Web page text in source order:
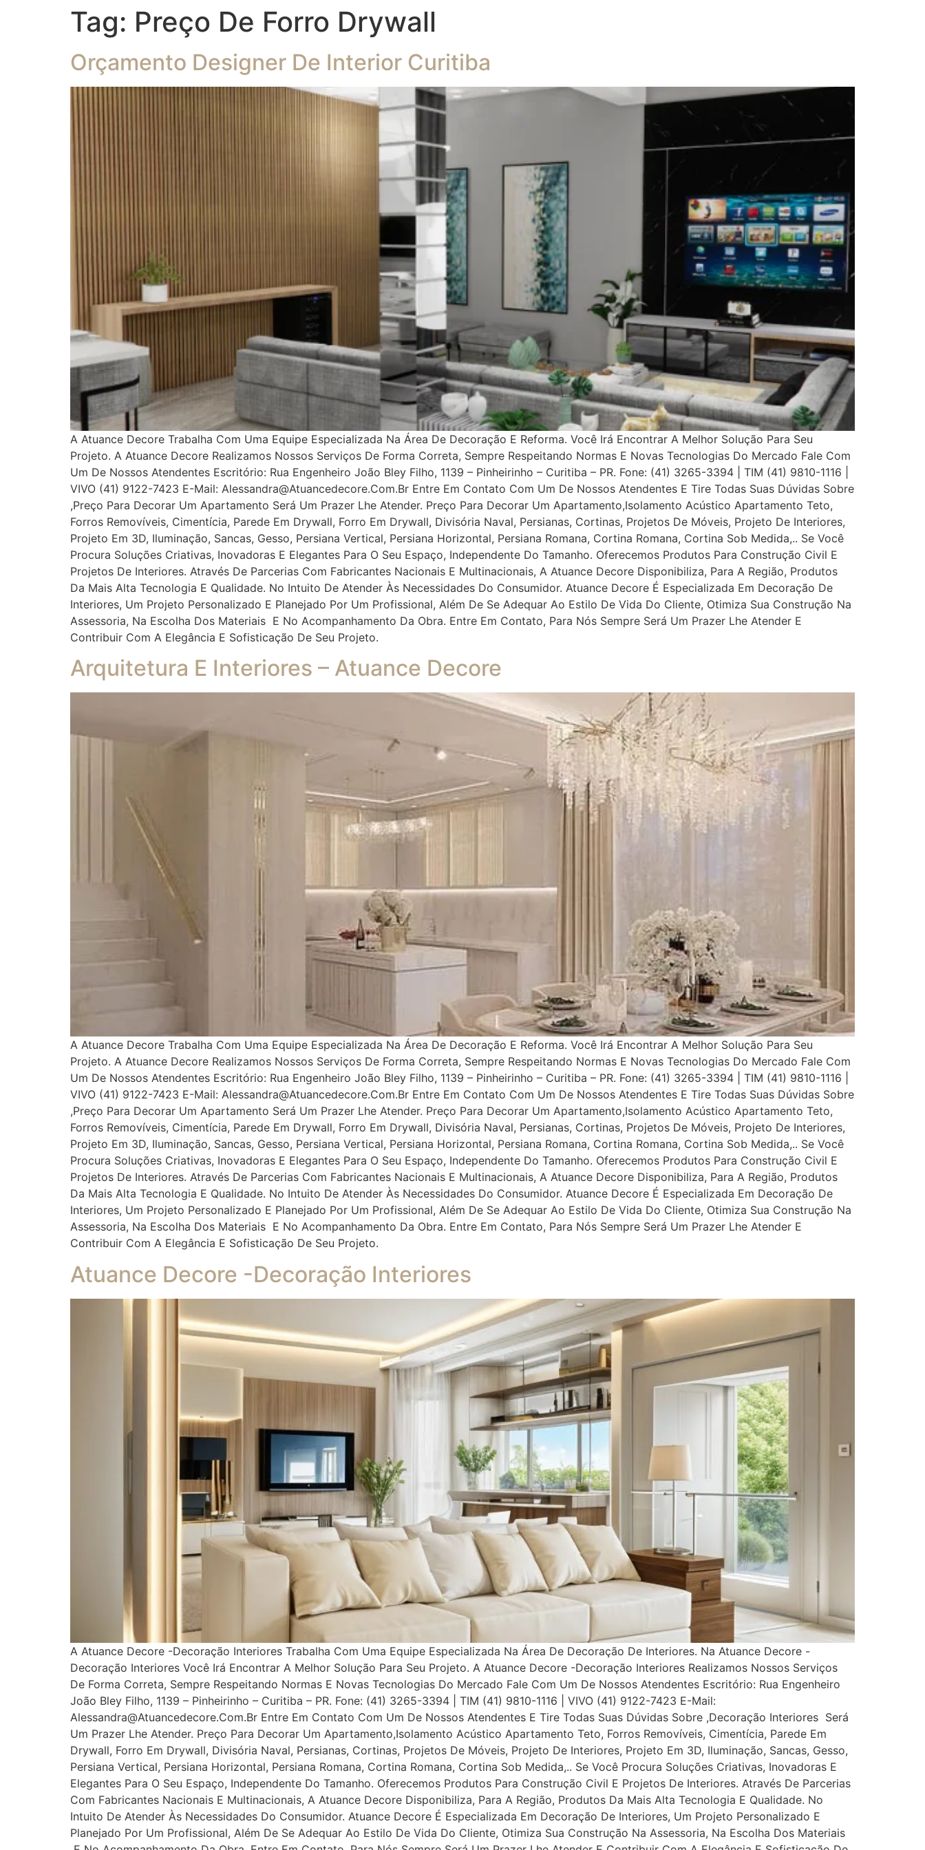
Tag: Preço De Forro Drywall
Orçamento Designer De Interior Curitiba
A Atuance Decore Trabalha Com Uma Equipe Especializada Na Área De Decoração E Reforma. Você Irá Encontrar A Melhor Solução Para Seu
Projeto. A Atuance Decore Realizamos Nossos Serviços De Forma Correta, Sempre Respeitando Normas E Novas Tecnologias Do Mercado Fale Com
Um De Nossos Atendentes Escritório: Rua Engenheiro João Bley Filho, 1139 – Pinheirinho – Curitiba – PR. Fone: (41) 3265-3394 | TIM (41) 9810-1116 |
VIVO (41) 9122-7423 E-Mail: Alessandra@atuancedecore.com.br Entre Em Contato Com Um De Nossos Atendentes E Tire Todas Suas Dúvidas Sobre
,Preço Para Decorar Um Apartamento Será Um Prazer Lhe Atender. Preço Para Decorar Um Apartamento,Isolamento Acústico Apartamento Teto,
Forros Removíveis, Cimentícia, Parede Em Drywall, Forro Em Drywall, Divisória Naval, Persianas, Cortinas, Projetos De Móveis, Projeto De Interiores,
Projeto Em 3D, Iluminação, Sancas, Gesso, Persiana Vertical, Persiana Horizontal, Persiana Romana, Cortina Romana, Cortina Sob Medida,.. Se Você
Procura Soluções Criativas, Inovadoras E Elegantes Para O Seu Espaço, Independente Do Tamanho. Oferecemos Produtos Para Construção Civil E
Projetos De Interiores. Através De Parcerias Com Fabricantes Nacionais E Multinacionais, A Atuance Decore Disponibiliza, Para A Região, Produtos
Da Mais Alta Tecnologia E Qualidade. No Intuito De Atender Às Necessidades Do Consumidor. Atuance Decore É Especializada Em Decoração De
Interiores, Um Projeto Personalizado E Planejado Por Um Profissional, Além De Se Adequar Ao Estilo De Vida Do Cliente, Otimiza Sua Construção Na
Assessoria, Na Escolha Dos Materiais E No Acompanhamento Da Obra. Entre Em Contato, Para Nós Sempre Será Um Prazer Lhe Atender E
Contribuir Com A Elegância E Sofisticação De Seu Projeto.
Arquitetura E Interiores – Atuance Decore
A Atuance Decore Trabalha Com Uma Equipe Especializada Na Área De Decoração E Reforma. Você Irá Encontrar A Melhor Solução Para Seu
Projeto. A Atuance Decore Realizamos Nossos Serviços De Forma Correta, Sempre Respeitando Normas E Novas Tecnologias Do Mercado Fale Com
Um De Nossos Atendentes Escritório: Rua Engenheiro João Bley Filho, 1139 – Pinheirinho – Curitiba – PR. Fone: (41) 3265-3394 | TIM (41) 9810-1116 |
VIVO (41) 9122-7423 E-Mail: Alessandra@atuancedecore.com.br Entre Em Contato Com Um De Nossos Atendentes E Tire Todas Suas Dúvidas Sobre
,Preço Para Decorar Um Apartamento Será Um Prazer Lhe Atender. Preço Para Decorar Um Apartamento,Isolamento Acústico Apartamento Teto,
Forros Removíveis, Cimentícia, Parede Em Drywall, Forro Em Drywall, Divisória Naval, Persianas, Cortinas, Projetos De Móveis, Projeto De Interiores,
Projeto Em 3D, Iluminação, Sancas, Gesso, Persiana Vertical, Persiana Horizontal, Persiana Romana, Cortina Romana, Cortina Sob Medida,.. Se Você
Procura Soluções Criativas, Inovadoras E Elegantes Para O Seu Espaço, Independente Do Tamanho. Oferecemos Produtos Para Construção Civil E
Projetos De Interiores. Através De Parcerias Com Fabricantes Nacionais E Multinacionais, A Atuance Decore Disponibiliza, Para A Região, Produtos
Da Mais Alta Tecnologia E Qualidade. No Intuito De Atender Às Necessidades Do Consumidor. Atuance Decore É Especializada Em Decoração De
Interiores, Um Projeto Personalizado E Planejado Por Um Profissional, Além De Se Adequar Ao Estilo De Vida Do Cliente, Otimiza Sua Construção Na
Assessoria, Na Escolha Dos Materiais E No Acompanhamento Da Obra. Entre Em Contato, Para Nós Sempre Será Um Prazer Lhe Atender E
Contribuir Com A Elegância E Sofisticação De Seu Projeto.
Atuance Decore -Decoração Interiores
A Atuance Decore -Decoração Interiores Trabalha Com Uma Equipe Especializada Na Área De Decoração De Interiores. Na Atuance Decore -
Decoração Interiores Você Irá Encontrar A Melhor Solução Para Seu Projeto. A Atuance Decore -Decoração Interiores Realizamos Nossos Serviços
De Forma Correta, Sempre Respeitando Normas E Novas Tecnologias Do Mercado Fale Com Um De Nossos Atendentes Escritório: Rua Engenheiro
João Bley Filho, 1139 – Pinheirinho – Curitiba – PR. Fone: (41) 3265-3394 | TIM (41) 9810-1116 | VIVO (41) 9122-7423 E-Mail:
Alessandra@atuancedecore.com.br Entre Em Contato Com Um De Nossos Atendentes E Tire Todas Suas Dúvidas Sobre ,Decoração Interiores Será
Um Prazer Lhe Atender. Preço Para Decorar Um Apartamento,Isolamento Acústico Apartamento Teto, Forros Removíveis, Cimentícia, Parede Em
Drywall, Forro Em Drywall, Divisória Naval, Persianas, Cortinas, Projetos De Móveis, Projeto De Interiores, Projeto Em 3D, Iluminação, Sancas, Gesso,
Persiana Vertical, Persiana Horizontal, Persiana Romana, Cortina Romana, Cortina Sob Medida,.. Se Você Procura Soluções Criativas, Inovadoras E
Elegantes Para O Seu Espaço, Independente Do Tamanho. Oferecemos Produtos Para Construção Civil E Projetos De Interiores. Através De Parcerias
Com Fabricantes Nacionais E Multinacionais, A Atuance Decore Disponibiliza, Para A Região, Produtos Da Mais Alta Tecnologia E Qualidade. No
Intuito De Atender Às Necessidades Do Consumidor. Atuance Decore É Especializada Em Decoração De Interiores, Um Projeto Personalizado E
Planejado Por Um Profissional, Além De Se Adequar Ao Estilo De Vida Do Cliente, Otimiza Sua Construção Na Assessoria, Na Escolha Dos Materiais